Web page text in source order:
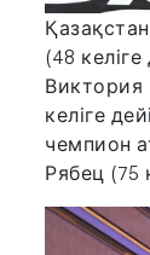
(48
Виктория
келіге
чемпион
Рябец (75